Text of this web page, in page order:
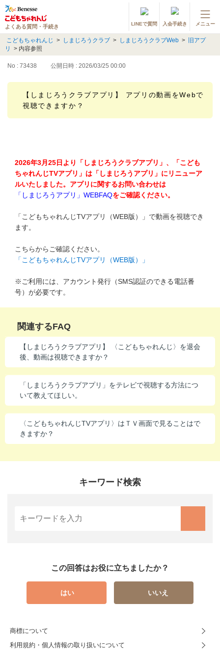
よくある質問・手続き LINEで質問 入会手続き メニュー
登録情報の変更・各種お手続き
会員ページへログイン
お客様サポート(手続き・照会)
よくある質問・お問い合わせ
他の講座のよくある質問・手続きはこちら
進研ゼミ 小学講座
進研ゼミ 中学講座 中高一貫
進研ゼミ 高校講座
こどもちゃれんじのご紹介はこちら
こどもちゃれんじ > しまじろうクラブ > しまじろうクラブWeb >
旧アプ
リ
> 内容参照
No : 73438 公開日時 : 2026/03/25 00:00
【しまじろうクラブアプリ】 アプリの動画をWebで
視聴できますか？
2026年3月25日より「しまじろうクラブアプリ」、「こども
ちゃれんじTVアプリ」は「しまじろうアプリ」にリニューア
ルいたしました。アプリに関するお問い合わせは
「しまじろうアプリ」WEBFAQをご確認ください。
「こどもちゃれんじTVアプリ（WEB版）」で動画を視聴でき
ます。
こちらからご確認ください。
「こどもちゃれんじTVアプリ（WEB版）」
※ご利用には、アカウント発行（SMS認証のできる電話番
号）が必要です。
関連するFAQ
【しまじろうクラブアプリ】 〈こどもちゃれんじ〉を退会
後、動画は視聴できますか？
「しまじろうクラブアプリ」をテレビで視聴する方法につ
いて教えてほしい。
〈こどもちゃれんじTVアプリ〉はＴＶ画面で見ることはで
きますか？
キーワード検索
この回答はお役に立ちましたか？
はい いいえ
商標について
利用規約・個人情報の取り扱いについて